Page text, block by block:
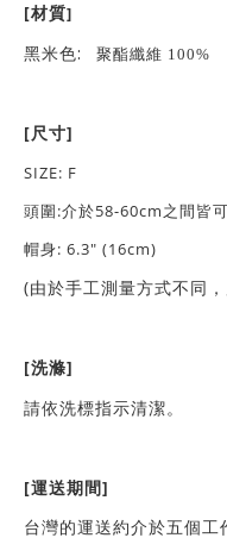
[材質]
黑米色: 聚酯纖維 100%
[尺寸]
SIZE: F
頭圍:介於58-60cm之間皆可
帽身: 6.3" (16cm)
(由於手工測量方式不同
[洗滌]
請依洗標指示清潔。
[運送期間 ]
台灣的運送約介於五個